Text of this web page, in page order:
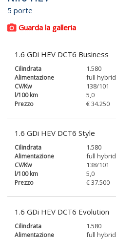
5 porte
Guarda la galleria
1.6 GDi HEV DCT6 Business
1.580
full hybrid
138/101
5,0
€ 34.250
1.6 GDi HEV DCT6 Style
1.580
full hybrid
138/101
5,0
€ 37.500
1.6 GDi HEV DCT6 Evolution
1.580
full hybrid